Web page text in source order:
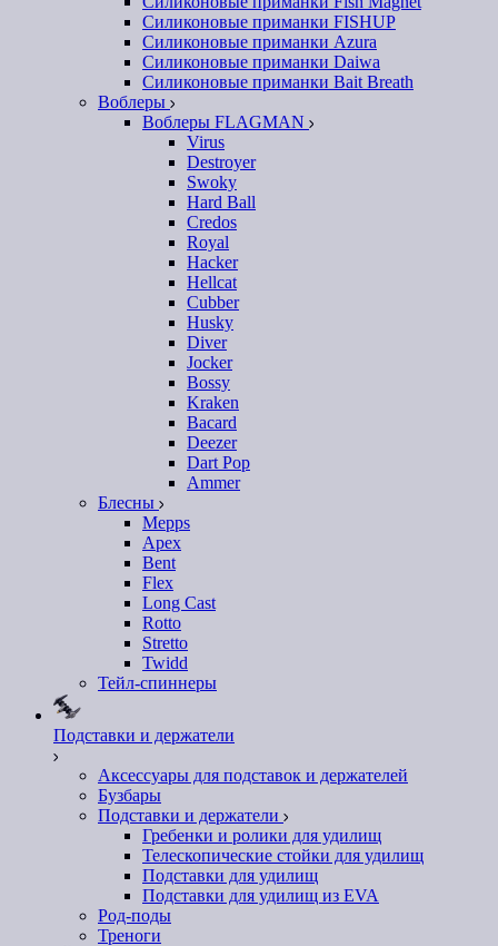
Силиконовые приманки FISHUP
Силиконовые приманки Azura
Силиконовые приманки Daiwa
Силиконовые приманки Bait Breath
Воблеры
Воблеры FLAGMAN
Virus
Destroyer
Swoky
Hard Ball
Credos
Royal
Hacker
Hellcat
Cubber
Husky
Diver
Jocker
Bossy
Kraken
Bacard
Deezer
Dart Pop
Ammer
Блесны
Mepps
Apex
Bent
Flex
Long Cast
Rotto
Stretto
Twidd
Тейл-спиннеры
Подставки и держатели
Аксессуары для подставок и держателей
Бузбары
Подставки и держатели
Гребенки и ролики для удилищ
Телескопические стойки для удилищ
Подставки для удилищ
Подставки для удилищ из EVA
Род-поды
Треноги